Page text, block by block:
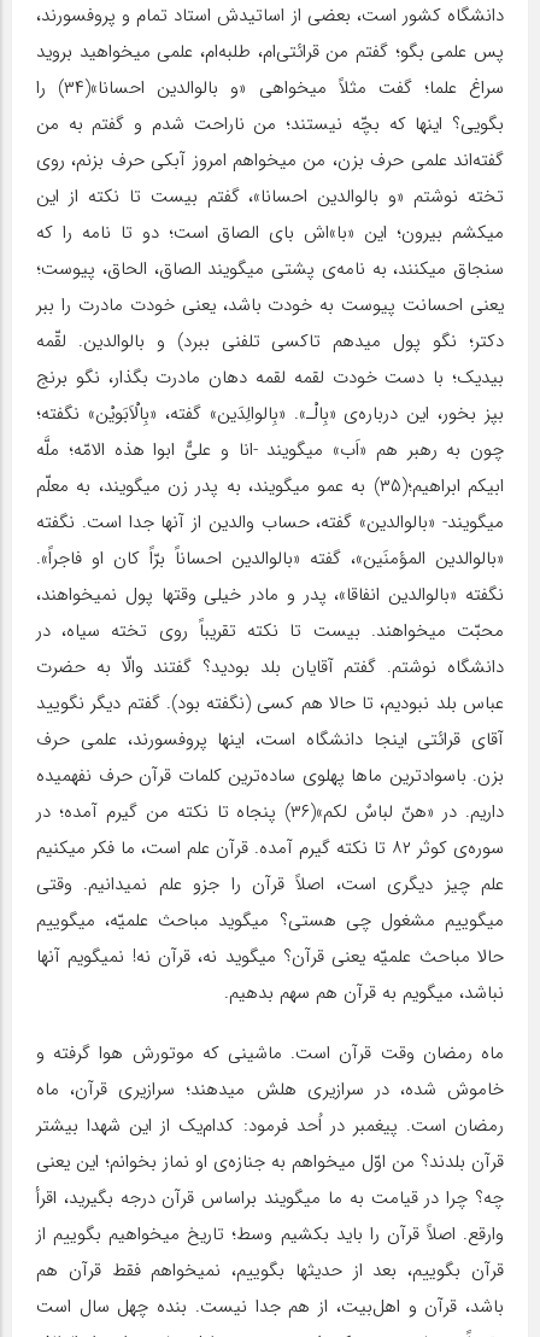
دانشگاه کشور است، بعضی از اساتیدش استاد تمام و پروفسورند،
پس علمی بگو؛ گفتم من قرائتی‌ام، طلبه‌ام، علمی میخواهید بروید
سراغ علما؛ گفت مثلاً میخواهی «و بالوالدین احسانا»(۳۴) را
بگویی؟ اینها که بچّه نیستند؛ من ناراحت شدم و گفتم به من
گفته‌اند علمی حرف بزن، من میخواهم امروز آبکی حرف بزنم، روی
تخته نوشتم «و بالوالدین احسانا»، گفتم بیست تا نکته از این
میکشم بیرون؛ این «با»اش بای الصاق است؛ دو تا نامه را که
سنجاق میکنند، به نامه‌ی پشتی میگویند الصاق، الحاق، پیوست؛
یعنی احسانت پیوست به خودت باشد، یعنی خودت مادرت را ببر
دکتر؛ نگو پول میدهم تاکسی تلفنی ببرد) و بالوالدین. لقّمه
بیدیک؛ با دست خودت لقمه لقمه دهان مادرت بگذار، نگو برنج
بپز بخور، این درباره‌ی «بِالْـ». «بِالوالِدَین» گفته، «بِالْاَبَویْن» نگفته؛
چون به رهبر هم «اَب» میگویند -انا و علیٌّ ابوا هذه الامّه؛ ملَّه
ابیکم ابراهیم؛(۳۵) به عمو میگویند، به پدر زن میگویند، به معلّم
میگویند- «بالوالدین» گفته، حساب والدین از آنها جدا است. نگفته
«بالوالدین المؤمنَین»، گفته «بالوالدین احساناً‌ برّاً کان او فاجراً».
نگفته «بالوالدین انفاقا»، پدر و مادر خیلی وقتها پول نمیخواهند،
محبّت میخواهند. بیست تا نکته تقریباً روی تخته سیاه، در
دانشگاه نوشتم. گفتم آقایان بلد بودید؟ گفتند والّا به حضرت
عباس بلد نبودیم، تا حالا هم کسی (نگفته بود). گفتم دیگر نگویید
آقای قرائتی اینجا دانشگاه است، اینها پروفسورند، علمی حرف
بزن. باسوادترین ماها پهلوی ساده‌ترین کلمات قرآن حرف نفهمیده
داریم. در «هنّ لباسٌ‌ لکم»(۳۶) پنجاه تا نکته من گیرم آمده؛ در
سوره‌ی کوثر ۸۲ تا نکته گیرم آمده. قرآن علم است، ما فکر میکنیم
علم چیز دیگری است، اصلاً قرآن را جزو علم نمیدانیم. وقتی
میگوییم مشغول چی هستی؟ میگوید مباحث علمیّه، میگوییم
حالا مباحث علمیّه یعنی قرآن؟ میگوید نه، قرآن نه! نمیگویم آنها
نباشد، میگویم به قرآن هم سهم بدهیم.
ماه رمضان وقت قرآن است. ماشینی که موتورش هوا گرفته و
خاموش شده، در سرازیری هلش میدهند؛ سرازیری قرآن، ماه
رمضان است. پیغمبر در اُحد فرمود: کدام‌یک از این شهدا بیشتر
قرآن بلدند؟ من اوّل میخواهم به جنازه‌ی او نماز بخوانم؛ این یعنی
چه؟ چرا در قیامت به ما میگویند براساس قرآن درجه بگیرید، اقرأ
وارقع. اصلاً قرآن را باید بکشیم وسط؛ تاریخ میخواهیم بگوییم از
قرآن بگوییم، بعد از حدیثها بگوییم، نمیخواهم فقط قرآن هم
باشد، قرآن و اهل‌بیت، از هم جدا نیست. بنده چهل سال است